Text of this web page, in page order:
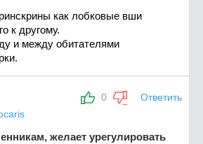
как лобковые вши
к другому.
и между обитателями
0 Ответить
желает урегулировать